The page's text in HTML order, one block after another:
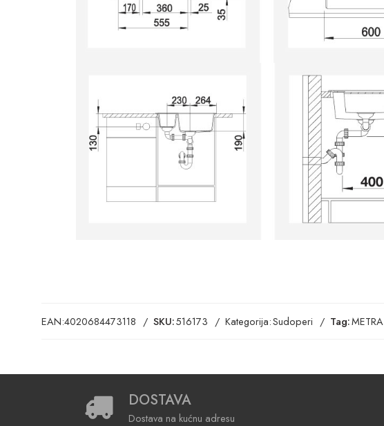
EAN:4020684473118 SKU:516173 Kategorija:Sudoperi Tag:METRA
DOSTAVA
Dostava na kućnu adresu